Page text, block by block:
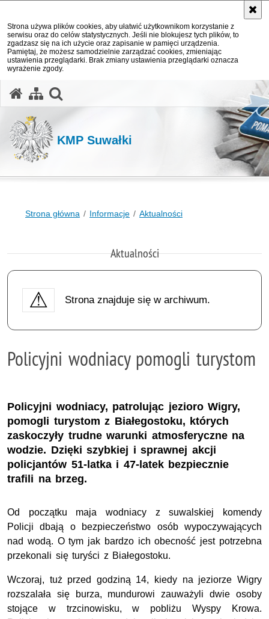
Strona używa plików cookies, aby ułatwić użytkownikom korzystanie z
serwisu oraz do celów statystycznych. Jeśli nie blokujesz tych plików, to
zgadzasz się na ich użycie oraz zapisanie w pamięci urządzenia.
Pamiętaj, że możesz samodzielnie zarządzać cookies, zmieniając
ustawienia przeglądarki. Brak zmiany ustawienia przeglądarki oznacza
wyrażenie zgody.
KMP Suwałki
Strona główna Informacje Aktualności
Aktualności
Strona znajduje się w archiwum.
Policyjni wodniacy pomogli turystom
Policyjni wodniacy, patrolując jezioro Wigry,
pomogli turystom z Białegostoku, których
zaskoczyły trudne warunki atmosferyczne na
wodzie. Dzięki szybkiej i sprawnej akcji
policjantów 51-latka i 47-latek bezpiecznie
trafili na brzeg.
Od początku maja wodniacy z suwalskiej komendy
Policji dbają o bezpieczeństwo osób wypoczywających
nad wodą. O tym jak bardzo ich obecność jest potrzebna
przekonali się turyści z Białegostoku.
Wczoraj, tuż przed godziną 14, kiedy na jeziorze Wigry
rozszalała się burza, mundurowi zauważyli dwie osoby
stojące w trzcinowisku, w pobliżu Wyspy Krowa.